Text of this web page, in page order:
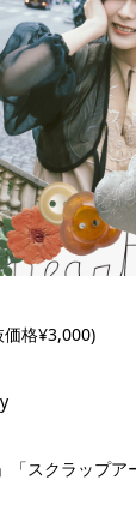
価格¥3,000)
「スクラップ